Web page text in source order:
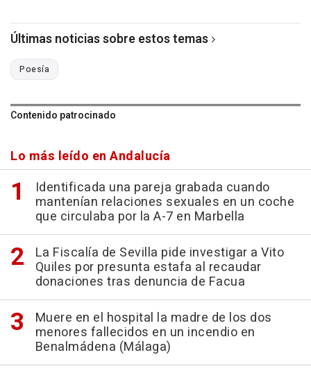
Últimas noticias sobre estos temas
Poesía
Contenido patrocinado
Lo más leído en Andalucía
Identificada una pareja grabada cuando
mantenían relaciones sexuales en un coche
que circulaba por la A-7 en Marbella
La Fiscalía de Sevilla pide investigar a Vito
Quiles por presunta estafa al recaudar
donaciones tras denuncia de Facua
Muere en el hospital la madre de los dos
menores fallecidos en un incendio en
Benalmádena (Málaga)